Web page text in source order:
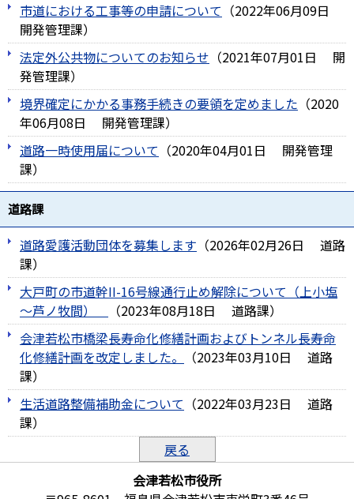
市道における工事等の申請について （2022年06月09日
開発管理課）
法定外公共物についてのお知らせ （2021年07月01日
開
発管理課）
境界確定にかかる事務手続きの要領を定めました （2020
年06月08日
開発管理課）
道路一時使用届について （2020年04月01日
開発管理
課）
道路課
道路愛護活動団体を募集します （2026年02月26日
道路
課）
大戸町の市道幹II-16号線通行止め解除について（上小塩
～芦ノ牧間）
（2023年08月18日 道路課）
会津若松市橋梁長寿命化修繕計画およびトンネル長寿命
化修繕計画を改定しました。
（2023年03月10日
道路
課）
生活道路整備補助金について （2022年03月23日
道路
課）
戻る
会津若松市役所